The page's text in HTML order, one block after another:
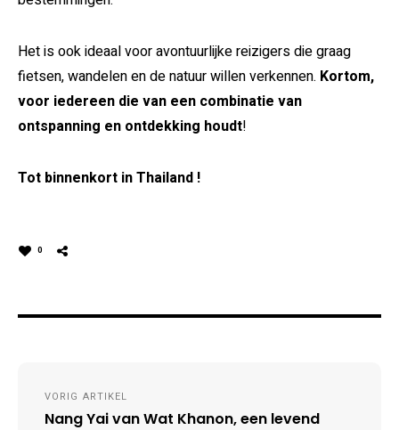
Het is ook ideaal voor avontuurlijke reizigers die graag
fietsen, wandelen en de natuur willen verkennen. Kortom,
voor iedereen die van een combinatie van
ontspanning en ontdekking houdt!
Tot binnenkort in Thailand !
0
navigation
VORIG ARTIKEL
Nang Yai van Wat Khanon, een levend